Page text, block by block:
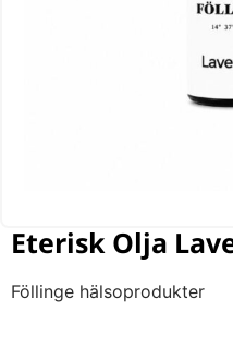
Eterisk Olja
Föllinge hälsoprodukter